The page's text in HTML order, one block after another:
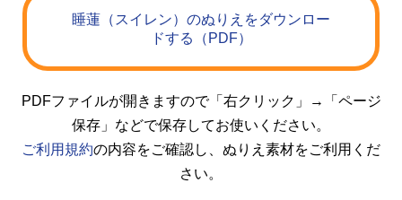
睡蓮（スイレン）のぬりえをダウンロー
ドする（PDF）
PDFファイルが開きますので「右クリック」→「ページ
保存」などで保存してお使いください。
ご利用規約の内容をご確認し、ぬりえ素材をご利用くだ
さい。